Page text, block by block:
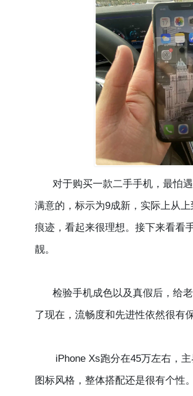
对于购买一款二手手机，最怕遇
满意的，标示为9成新，实际上从
痕迹，看起来很理想。接下来看看
靓。
检验手机成色以及真假后，给老
了现在，流畅度和先进性依然很有
iPhone Xs跑分在45万左右，主
图标风格，整体搭配还是很有个性